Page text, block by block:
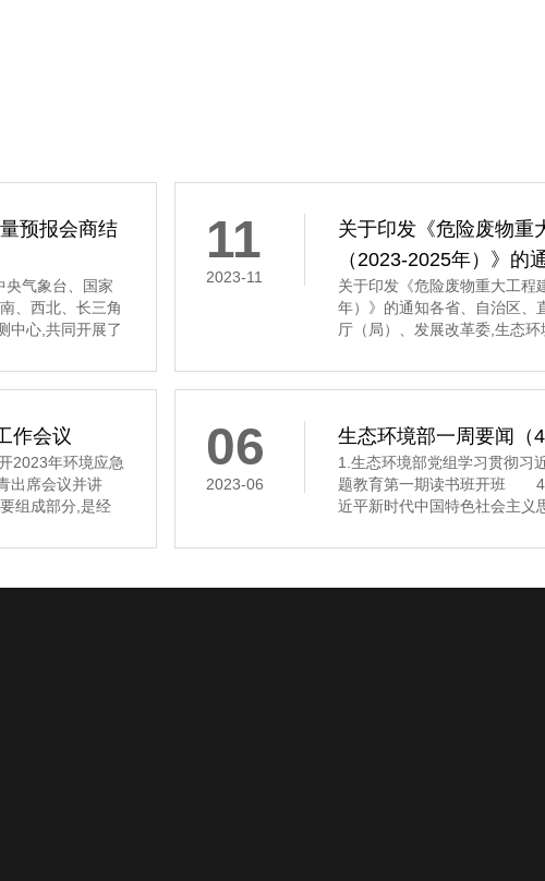
预报会商结
气象台、国家
、西北、长三角
中心,共同开展了
轻度污染为主。
11
2023-11
关于印发《危险废物重
（2023-2025年）》的
关于印发《危险废物重大工程
年）》的通知各省、自治区、
厅（局）、发展改革委,生态
物重大工程建设总体实施方案
真组织实施。 生态环境部
作会议
2023年环境应急
出席会议并讲
组成部分,是经
作、加快推进
06
2023-06
生态环境部一周要闻（
1.生态环境部党组学习贯彻习
题教育第一期读书班开班 4
近平新时代中国特色社会主义
读 2.生态环境部党组举行学
组举行学习贯彻习